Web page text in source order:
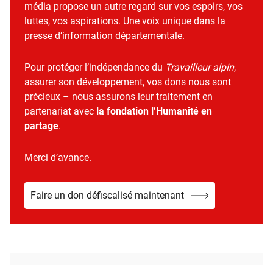
média propose un autre regard sur vos espoirs, vos
luttes, vos aspirations. Une voix unique dans la
presse d’information départementale.
Pour protéger l’indépendance du Travailleur alpin,
assurer son développement, vos dons nous sont
précieux – nous assurons leur traitement en
partenariat avec la fondation l’Humanité en
partage.
Merci d’avance.
Faire un don défiscalisé maintenant